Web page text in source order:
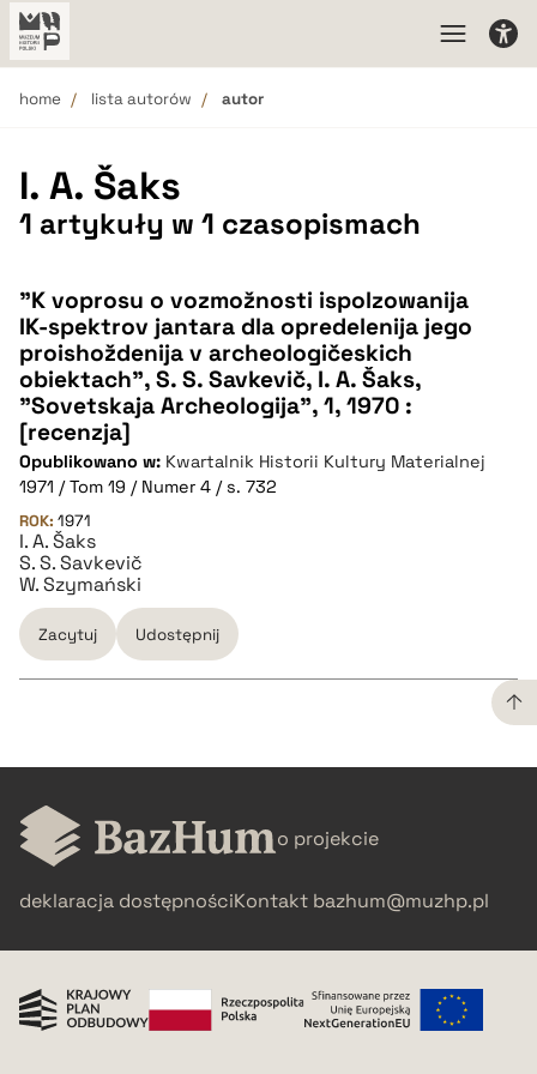
home lista autorów autor
I. A. Šaks
1 artykuły w 1 czasopismach
"K voprosu o vozmožnosti ispolzowanija
IK-spektrov jantara dla opredelenija jego
proishoždenija v archeologičeskich
obiektach", S. S. Savkevič, I. A. Šaks,
"Sovetskaja Archeologija", 1, 1970 :
[recenzja]
Opublikowano w: Kwartalnik Historii Kultury Materialnej
1971 / Tom 19 / Numer 4 / s. 732
ROK: 1971
I. A. Šaks
S. S. Savkevič
W. Szymański
Zacytuj Udostępnij
pobierz cytat
BIBTEX
o projekcie
deklaracja dostępnościKontakt bazhum@muzhp.pl